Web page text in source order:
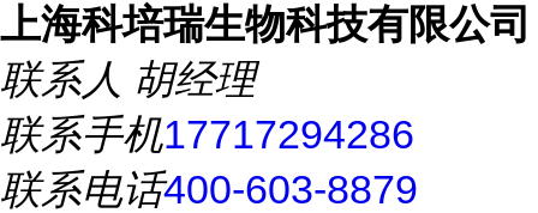
上海科培瑞生物科技有限公司
联系人 胡经理
联系手机17717294286
联系电话400-603-8879